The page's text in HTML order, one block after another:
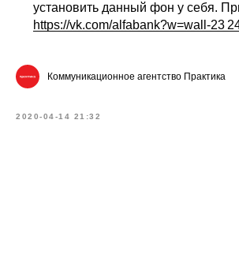
установить данный фон у себя.
https://vk.com/alfabank?w=wall-23
Коммуникационное агентство Практика
2020-04-14 21:32